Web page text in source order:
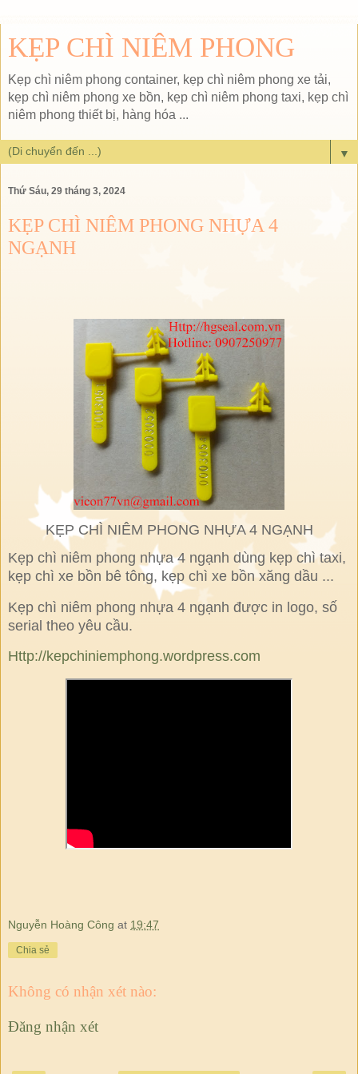
KẸP CHÌ NIÊM PHONG
Kẹp chì niêm phong container, kẹp chì niêm phong xe tải,
kẹp chì niêm phong xe bồn, kẹp chì niêm phong taxi, kẹp chì
niêm phong thiết bị, hàng hóa ...
▼
Thứ Sáu, 29 tháng 3, 2024
KẸP CHÌ NIÊM PHONG NHỰA 4
NGẠNH
KẸP CHÌ NIÊM PHONG NHỰA 4 NGẠNH
Kẹp chì niêm phong nhựa 4 ngạnh dùng kẹp chì taxi,
kẹp chì xe bồn bê tông, kẹp chì xe bồn xăng dầu ...
Kẹp chì niêm phong nhựa 4 ngạnh được in logo, số
serial theo yêu cầu.
Http://kepchiniemphong.wordpress.com
Nguyễn Hoàng Công at 19:47
Chia sẻ
Không có nhận xét nào:
Đăng nhận xét